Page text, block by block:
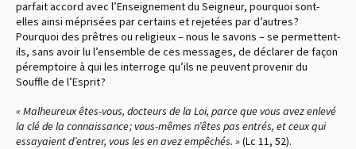
parfait accord avec l’Enseignement du Seigneur, pourquoi sont-
elles ainsi méprisées par certains et rejetées par d’autres ?
Pourquoi des prêtres ou religieux – nous le savons – se permettent-
ils, sans avoir lu l’ensemble de ces messages, de déclarer de façon
péremptoire à qui les interroge qu’ils ne peuvent provenir du
Souffle de l’Esprit ?
« Malheureux êtes-vous, docteurs de la Loi, parce que vous avez enlevé
la clé de la connaissance ; vous-mêmes n’êtes pas entrés, et ceux qui
essayaient d’entrer, vous les en avez empêchés. »(Lc 11, 52).